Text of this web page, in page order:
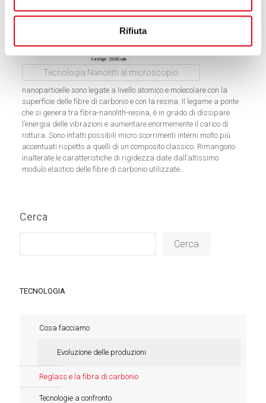
Rifiuta
Tecnologia Nanolith al microscopio
nanoparticelle sono legate a livello atomico e molecolare con la
superficie delle fibre di carbonio e con la resina. Il legame a ponte
che si genera tra fibra-nanolith-resina, è in grado di dissipare
l’energia delle vibrazioni e aumentare enormemente il carico di
rottura. Sono infatti possibili micro scorrimenti interni molto più
accentuati rispetto a quelli di un composito classico. Rimangono
inalterate le caratteristiche di rigidezza date dall’altissimo
modulo elastico delle fibre di carbonio utilizzate.
Cerca
Cerca
TECNOLOGIA
Cosa facciamo
Evoluzione delle produzioni
Reglass e la fibra di carbonio
Tecnologie a confronto